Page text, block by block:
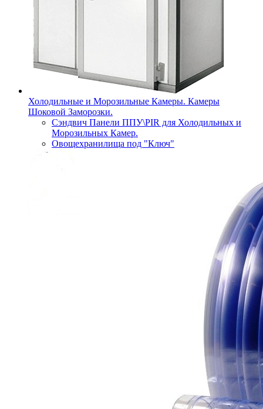
Холодильные и Морозильные Камеры. Камеры
Шоковой Заморозки.
Сэндвич Панели ППУ\PIR для Холодильных и
Морозильных Камер.
Овощехранилища под "Ключ"